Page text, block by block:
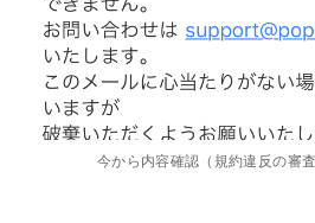
今から内容確認（規約違反の審